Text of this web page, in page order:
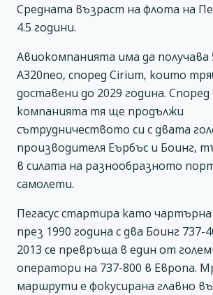
Средната възраст на флота на
4.5 години.
Авиокомпанията има да получава
А320neo, според Cirium, които
доставени до 2029 година. Според
компанията тя ще продължи
сътрудничеството си с двата
производителя Еърбъс и Боинг,
в силата на разнообразното
самолети.
Пегасус стартира като
през 1990 година с два Боинг 737-
2013 се превръща в един от
оператори на 737-800 в Европа.
маршрути е фокусирана главно